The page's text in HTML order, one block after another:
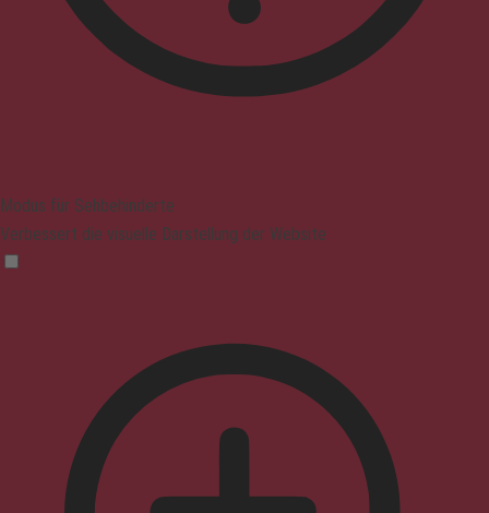
Modus für Sehbehinderte
Verbessert die visuelle Darstellung der Website